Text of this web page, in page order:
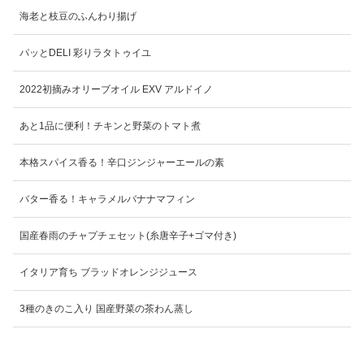
海老と枝豆のふんわり揚げ
パッとDELI 彩りラタトゥイユ
2022初摘みオリーブオイル EXV アルドイノ
あと1品に便利！チキンと野菜のトマト煮
本格スパイス香る！辛口ジンジャーエールの素
バター香る！キャラメルバナナマフィン
国産春雨のチャプチェセット(糸唐辛子+ゴマ付き)
イタリア育ち ブラッドオレンジジュース
3種のきのこ入り 国産野菜の茶わん蒸し